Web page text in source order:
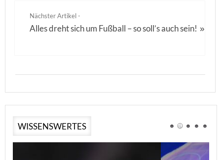
Nächster Artikel -
Alles dreht sich um Fußball – so soll’s auch sein! »
WISSENSWERTES